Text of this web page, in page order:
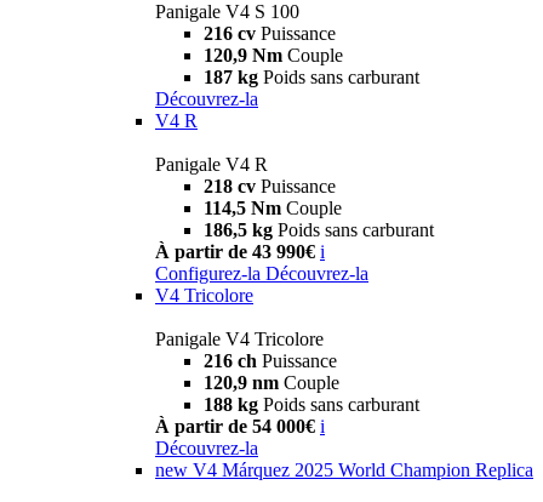
Panigale V4 S 100
216 cv Puissance
120,9 Nm Couple
187 kg Poids sans carburant
Découvrez-la
V4 R
Panigale V4 R
218 cv Puissance
114,5 Nm Couple
186,5 kg Poids sans carburant
À partir de 43 990€ i
Configurez-la Découvrez-la
V4 Tricolore
Panigale V4 Tricolore
216 ch Puissance
120,9 nm Couple
188 kg Poids sans carburant
À partir de 54 000€ i
Découvrez-la
new V4 Márquez 2025 World Champion Replica